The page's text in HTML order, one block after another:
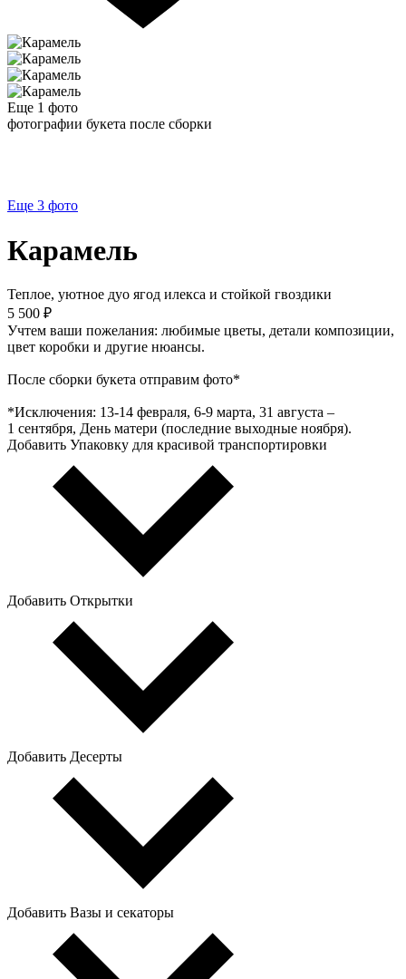
Еще 1 фото
фотографии букета после сборки
Еще 3 фото
Карамель
Теплое, уютное дуо ягод илекса и стойкой гвоздики
5 500 ₽
Учтем ваши пожелания: любимые цветы, детали композиции,
цвет коробки и другие нюансы.
После сборки букета отправим фото*
*Исключения: 13‑14 февраля, 6‑9 марта, 31 августа –
1 сентября, День матери (последние выходные ноября).
Добавить Упаковку для красивой транспортировки
Добавить Открытки
Добавить Десерты
Добавить Вазы и секаторы